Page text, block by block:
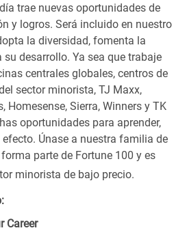
trae nuevas oportunidades de
y logros. Será incluido en nuestro
la diversidad, fomenta la
desarrollo. Ya sea que trabaje
centrales globales, centros de
sector minorista, TJ Maxx,
Homesense, Sierra, Winners y TK
oportunidades para aprender,
efecto. Únase a nuestra familia de
parte de Fortune 100 y es
minorista de bajo precio.
Career